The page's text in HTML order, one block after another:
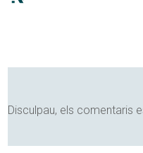
Disculpau, els comentaris